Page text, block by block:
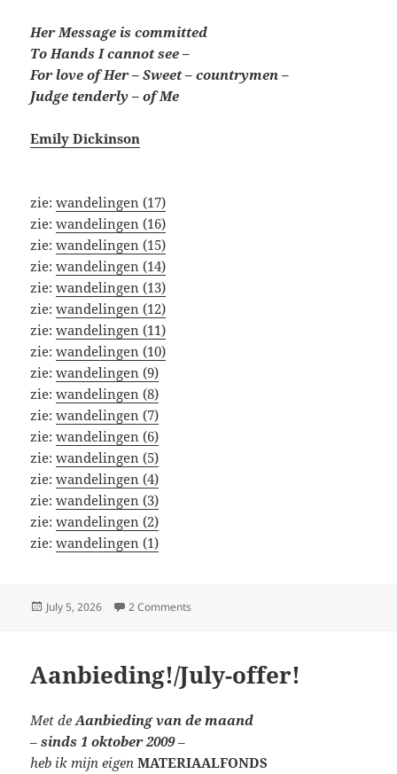
Her Message is committed
To Hands I cannot see –
For love of Her – Sweet – countrymen –
Judge tenderly – of Me
Emily Dickinson
zie:wandelingen (17)
zie:wandelingen (16)
zie:wandelingen (15)
zie:wandelingen (14)
zie:wandelingen (13)
zie:wandelingen (12)
zie:wandelingen (11)
zie:wandelingen (10)
zie:wandelingen (9)
zie:wandelingen (8)
zie:wandelingen (7)
zie:wandelingen (6)
zie:wandelingen (5)
zie:wandelingen (4)
zie:wandelingen (3)
zie:wandelingen (2)
zie:wandelingen (1)
Posted
July 5, 2026 2 Comments
Aanbieding!/July-offer!
Met de Aanbieding van de maand
–sinds 1 oktober 2009–
heb ik mijn eigen MATERIAALFONDS